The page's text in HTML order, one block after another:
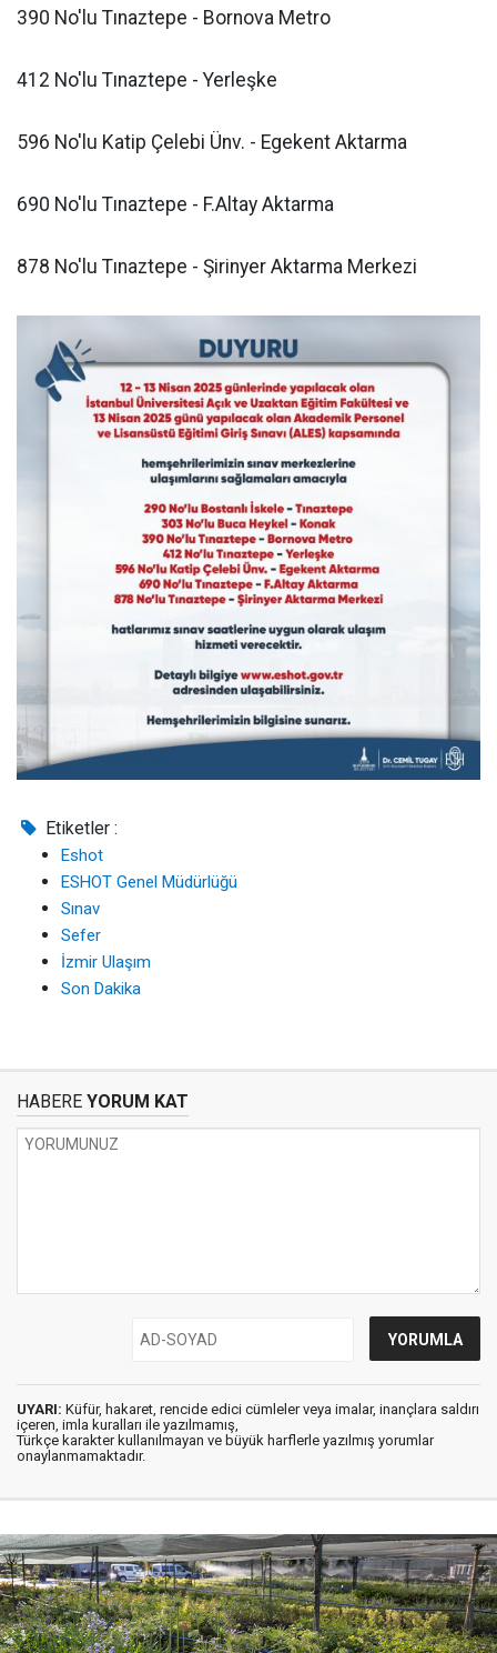
390 No'lu Tınaztepe - Bornova Metro
412 No'lu Tınaztepe - Yerleşke
596 No'lu Katip Çelebi Ünv. - Egekent Aktarma
690 No'lu Tınaztepe - F.Altay Aktarma
878 No'lu Tınaztepe - Şirinyer Aktarma Merkezi
Etiketler :
Eshot
ESHOT Genel Müdürlüğü
Sınav
Sefer
İzmir Ulaşım
Son Dakika
HABERE YORUM KAT
UYARI: Küfür, hakaret, rencide edici cümleler veya imalar, inançlara saldırı
içeren, imla kuralları ile yazılmamış,
Türkçe karakter kullanılmayan ve büyük harflerle yazılmış yorumlar
onaylanmamaktadır.